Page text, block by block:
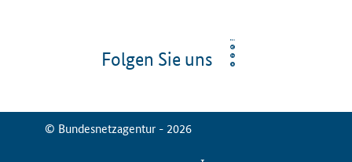
Folgen Sie uns
© Bundesnetzagentur - 2026
ServiceMenu